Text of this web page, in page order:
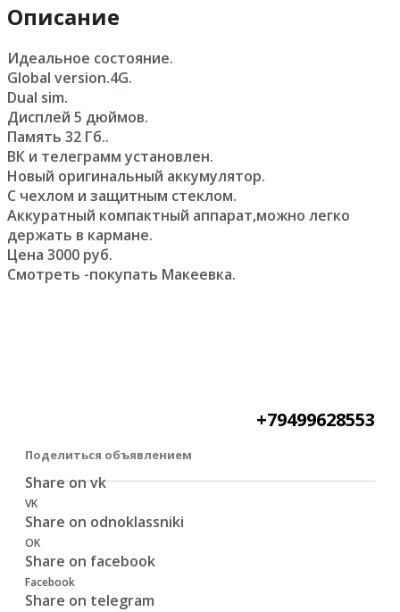
Описание
Идеальное состояние.
Global version.4G.
Dual sim.
Дисплей 5 дюймов.
Память 32 Гб..
ВК и телеграмм установлен.
Новый оригинальный аккумулятор.
С чехлом и защитным стеклом.
Aккуратный компактный аппарат,можно легко
держать в кармане.
Цена 3000 руб.
Смотреть -покупать Макеевка.
+79499628553
Поделиться объявлением
Share on vk
VK
Share on odnoklassniki
OK
Share on facebook
Facebook
Share on telegram